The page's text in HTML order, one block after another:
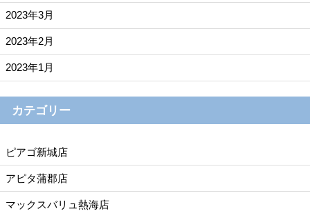
2023年3月
2023年2月
2023年1月
カテゴリー
ピアゴ新城店
アピタ蒲郡店
マックスバリュ熱海店